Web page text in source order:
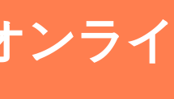
ンライ